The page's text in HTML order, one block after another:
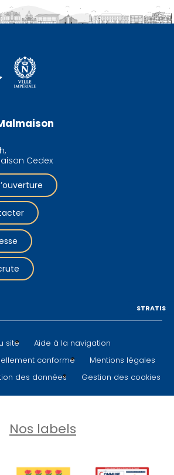
Cedex
site
Aide à la navigation
conforme
Mentions légales
des données
Gestion des cookies
STRATIS
Nos labels